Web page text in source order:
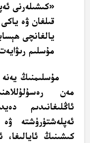
«كىشىلەرنى
قىلغان ۋە
يالغانچى
مۇسلىم
مۇسلىمنىڭ
مەن
ئاڭلىغانىدىم
ئەپلەشتۈرۈشتە
كىشىنىڭ